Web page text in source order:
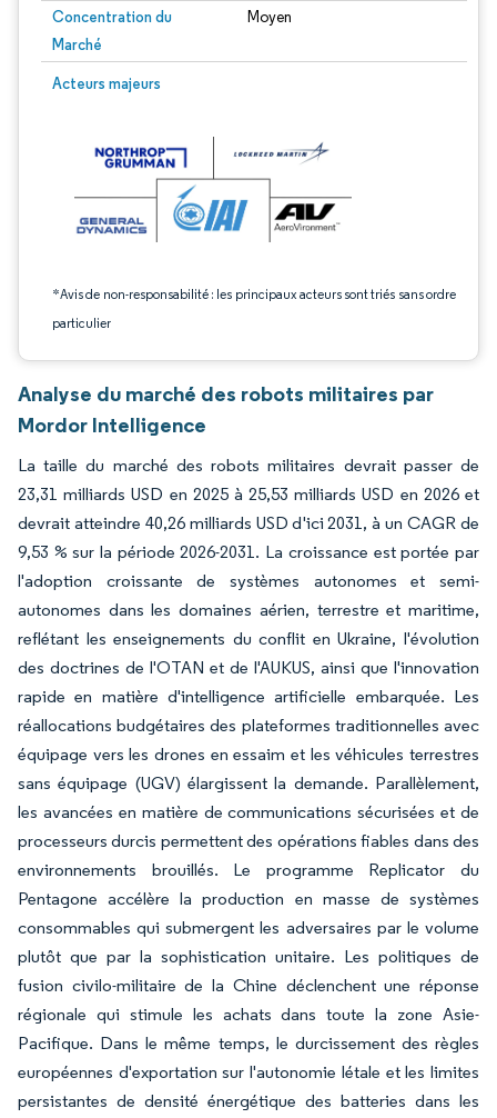
Concentration du
Marché
Moyen
Acteurs majeurs
*Avis de non-responsabilité : les principaux acteurs sont triés sans ordre
particulier
Image © Mordor Intelligence. La réutilisation nécessite une attribution sous CC
Analyse du marché des robots militaires par
Mordor Intelligence
La taille du marché des robots militaires devrait passer de
23,31 milliards USD en 2025 à 25,53 milliards USD en 2026 et
devrait atteindre 40,26 milliards USD d'ici 2031, à un CAGR de
9,53 % sur la période 2026-2031. La croissance est portée par
l'adoption croissante de systèmes autonomes et semi-
autonomes dans les domaines aérien, terrestre et maritime,
reflétant les enseignements du conflit en Ukraine, l'évolution
des doctrines de l'OTAN et de l'AUKUS, ainsi que l'innovation
rapide en matière d'intelligence artificielle embarquée. Les
réallocations budgétaires des plateformes traditionnelles avec
équipage vers les drones en essaim et les véhicules terrestres
sans équipage (UGV) élargissent la demande. Parallèlement,
les avancées en matière de communications sécurisées et de
processeurs durcis permettent des opérations fiables dans des
environnements brouillés. Le programme Replicator du
Pentagone accélère la production en masse de systèmes
consommables qui submergent les adversaires par le volume
plutôt que par la sophistication unitaire. Les politiques de
fusion civilo-militaire de la Chine déclenchent une réponse
régionale qui stimule les achats dans toute la zone Asie-
Pacifique. Dans le même temps, le durcissement des règles
européennes d'exportation sur l'autonomie létale et les limites
persistantes de densité énergétique des batteries dans les